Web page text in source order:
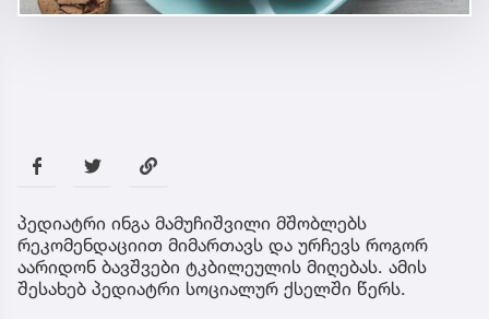
პედიატრი ინგა მამუჩიშვილი მშობლებს
რეკომენდაციით მიმართავს და ურჩევს როგორ
აარიდონ ბავშვები ტკბილეულის მიღებას. ამის
შესახებ პედიატრი სოციალურ ქსელში წერს.